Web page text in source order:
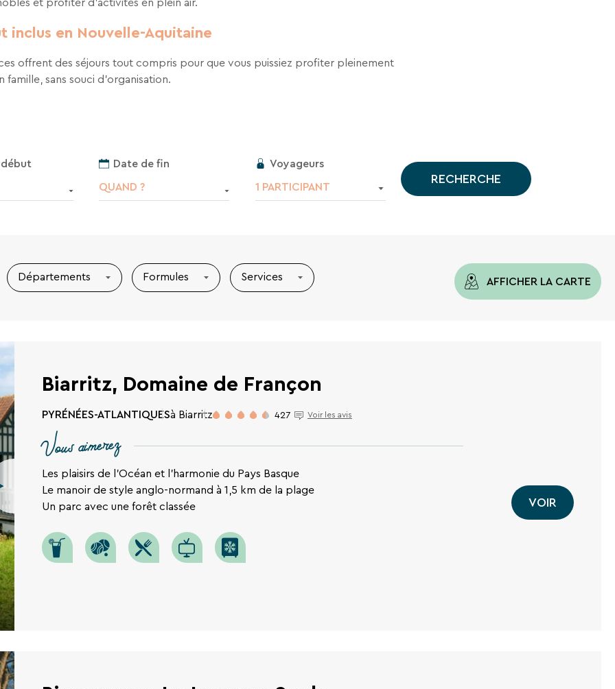
inclus en Nouvelle-Aquitaine
offrent des séjours tout compris pour que vous puissiez profiter pleinement
famille, sans souci d’organisation.
Date de fin
QUAND ?
Voyageurs
1 PARTICIPANT
RECHERCHE
Départements Formules Services AFFICHER LA CARTE
Biarritz, Domaine de Françon
PYRÉNÉES-ATLANTIQUESà Biarritz 427 Voir les avis
Vous aimerez
Les plaisirs de l'Océan et l'harmonie du Pays Basque
Le manoir de style anglo-normand à 1,5 km de la plage
Un parc avec une forêt classée
VOIR